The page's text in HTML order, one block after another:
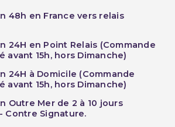
48h en France vers relais
24H en Point Relais (Commande
avant 15h, hors Dimanche)
24H à Domicile (Commande
avant 15h, hors Dimanche)
Outre Mer de 2 à 10 jours
Contre Signature.